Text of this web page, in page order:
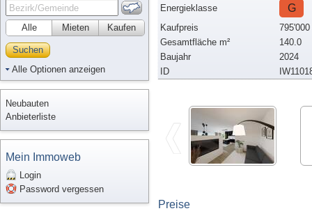
Alle Kaufen
Mieten
Suchen
Alle Optionen anzeigen
Neubauten
Anbieterliste
Mein Immoweb
Login
Password vergessen
Energieklasse
G
Kaufpreis
795'000
Gesamtfläche m²
140.0
Baujahr
2024
ID
Preise